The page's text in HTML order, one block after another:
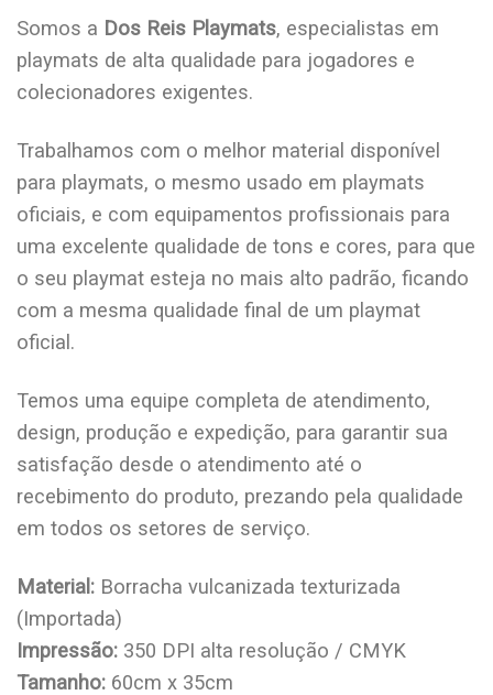
Somos a Dos Reis Playmats, especialistas em
playmats de alta qualidade para jogadores e
colecionadores exigentes.
Trabalhamos com o melhor material disponível
para playmats, o mesmo usado em playmats
oficiais, e com equipamentos profissionais para
uma excelente qualidade de tons e cores, para que
o seu playmat esteja no mais alto padrão, ficando
com a mesma qualidade final de um playmat
oficial.
Temos uma equipe completa de atendimento,
design, produção e expedição, para garantir sua
satisfação desde o atendimento até o
recebimento do produto, prezando pela qualidade
em todos os setores de serviço.
Material: Borracha vulcanizada texturizada
(Importada)
Impressão: 350 DPI alta resolução / CMYK
Tamanho: 60cm x 35cm